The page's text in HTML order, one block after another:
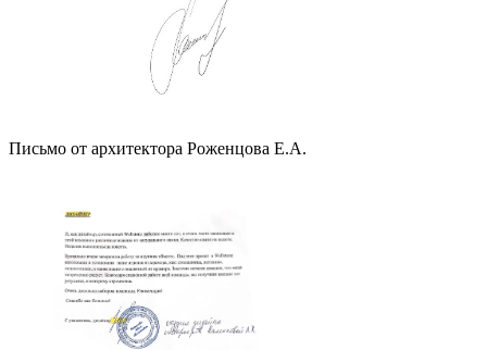
Письмо от архитектора Роженцова Е.А.